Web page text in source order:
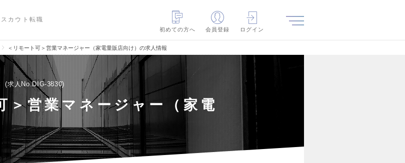
カウト転職
初めての方へ
会員登録 ログイン
＜リモート可＞営業マネージャー（家電量販店向け）の求人情報
求人No.DIG-3830
＞営業マネージャー（家電